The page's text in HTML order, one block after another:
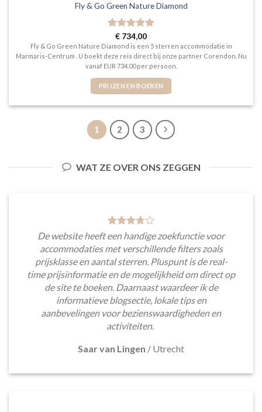
Fly & Go Green Nature Diamond
Gewaardeerd
5uit 5
€ 734,00
Fly & Go Green Nature Diamond is een 5 sterren accommodatie in
Marmaris-Centrum . U boekt deze reis direct bij onze partner Corendon. Nu
vanaf EUR 734.00 per persoon.
PRIJZEN EN BOEKEN
1 2 3
WAT ZE OVER ONS ZEGGEN
De website heeft een handige zoekfunctie voor
accommodaties met verschillende filters zoals
prijsklasse en aantal sterren. Pluspunt is de real-
time prijsinformatie en de mogelijkheid om direct op
de site te boeken. Daarnaast waardeer ik de
informatieve blogsectie, lokale tips en
aanbevelingen voor bezienswaardigheden en
activiteiten.
Saar van Lingen / Utrecht